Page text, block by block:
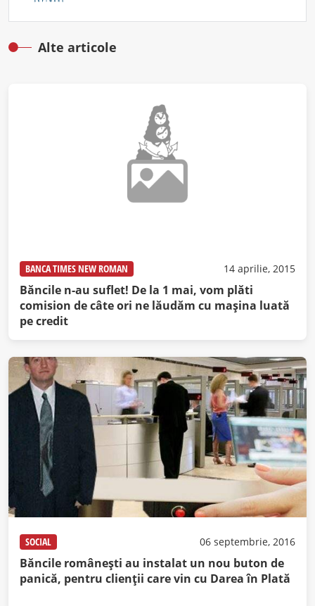
Alte articole
BANCA TIMES NEW ROMAN 14 aprilie, 2015
Băncile n-au suflet! De la 1 mai, vom plăti
comision de câte ori ne lăudăm cu maşina luată
pe credit
SOCIAL 06 septembrie, 2016
Băncile româneşti au instalat un nou buton de
panică, pentru clienţii care vin cu Darea în Plată